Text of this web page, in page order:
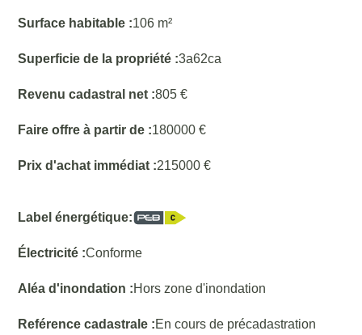
Surface habitable :106 m²
Superficie de la propriété :3a62ca
Revenu cadastral net :805 €
Faire offre à partir de :180000 €
Prix d'achat immédiat :215000 €
Label énergétique:
Électricité :Conforme
Aléa d'inondation :Hors zone d'inondation
Reférence cadastrale :En cours de précadastration